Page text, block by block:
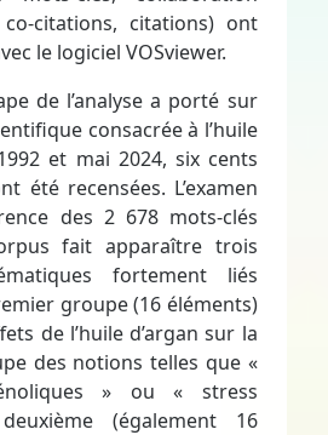
citations, citations) ont
le logiciel VOSviewer.
de l’analyse a porté sur
consacrée à l’huile
et mai 2024, six cents
été recensées. L’examen
des 2 678 mots-clés
fait apparaître trois
fortement liés
groupe (16 éléments)
de l’huile d’argan sur la
des notions telles que «
» ou « stress
(également 16